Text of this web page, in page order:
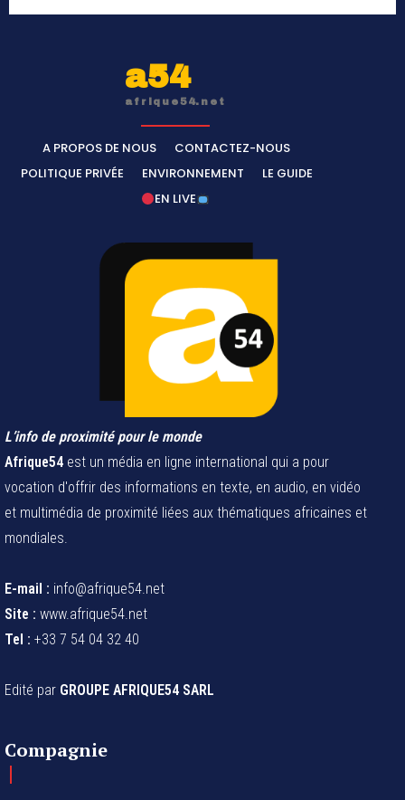
a54
afrique54.net
A PROPOS DE NOUS
CONTACTEZ-NOUS
POLITIQUE PRIVÉE
ENVIRONNEMENT
LE GUIDE
EN LIVE
L’info de proximité pour le monde
Afrique54 est un média en ligne international qui a pour
vocation d'offrir des informations en texte, en audio, en vidéo
et multimédia de proximité liées aux thématiques africaines et
mondiales.
E-mail : info@afrique54.net
Site : www.afrique54.net
Tel : +33 7 54 04 32 40
Edité par GROUPE AFRIQUE54 SARL
Compagnie